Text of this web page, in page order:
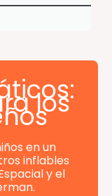
los
en un
inflables
y el